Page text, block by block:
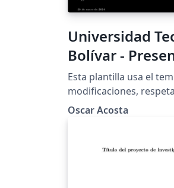
Universidad
Bolívar -
formato LaTeX
Facultad de
Esta plantilla usa el
modificaciones,
logotipo y la paleta de
misma institución. Esta plantilla de
Oscar Acosta